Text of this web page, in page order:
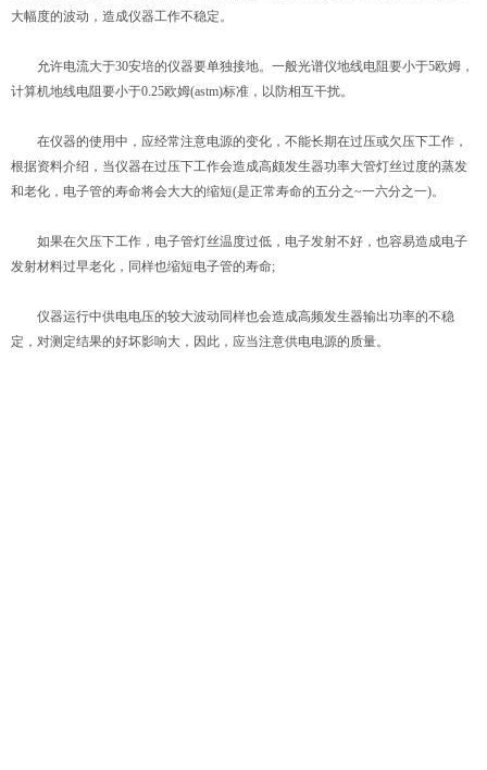
大幅度的波动，造成仪器工作不稳定。
允许电流大于30安培的仪器要单独接地。一般光谱仪地线电阻要小于5欧姆，
计算机地线电阻要小于0.25欧姆(astm)标准，以防相互干扰。
在仪器的使用中，应经常注意电源的变化，不能长期在过压或欠压下工作，
根据资料介绍，当仪器在过压下工作会造成高颇发生器功率大管灯丝过度的蒸发
和老化，电子管的寿命将会大大的缩短(是正常寿命的五分之~一六分之一)。
如果在欠压下工作，电子管灯丝温度过低，电子发射不好，也容易造成电子
发射材料过早老化，同样也缩短电子管的寿命;
仪器运行中供电电压的较大波动同样也会造成高频发生器输出功率的不稳
定，对测定结果的好坏影响大，因此，应当注意供电电源的质量。